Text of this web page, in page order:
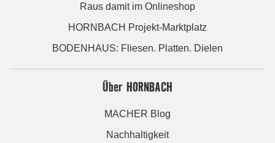
Raus damit im Onlineshop
HORNBACH Projekt-Marktplatz
BODENHAUS: Fliesen. Platten. Dielen
Über HORNBACH
MACHER Blog
Nachhaltigkeit